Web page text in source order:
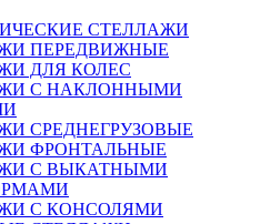
СТЕЛЛАЖИ
ПЕРЕДВИЖНЫЕ
ДЛЯ КОЛЕС
С НАКЛОННЫМИ
СРЕДНЕГРУЗОВЫЕ
ФРОНТАЛЬНЫЕ
С ВЫКАТНЫМИ
С КОНСОЛЯМИ